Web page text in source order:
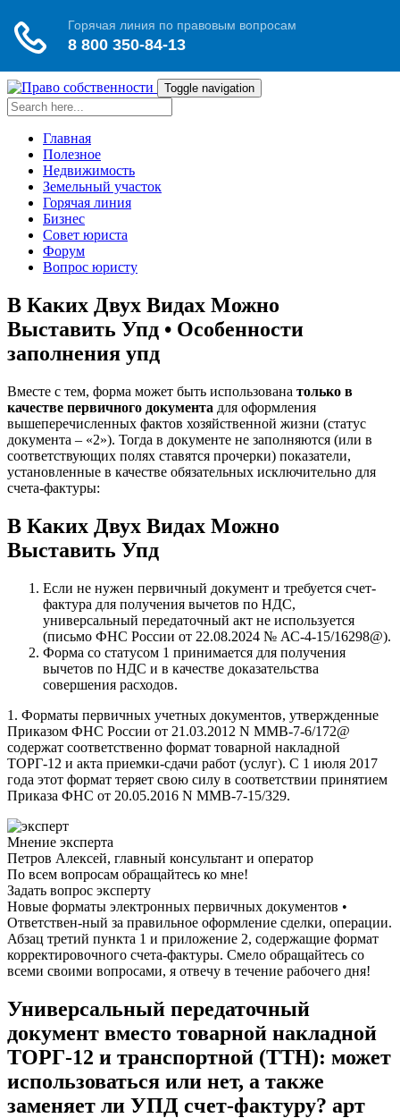
Toggle navigation
Главная
Полезное
Недвижимость
Земельный участок
Горячая линия
Бизнес
Совет юриста
Форум
Вопрос юристу
В Каких Двух Видах Можно
Выставить Упд • Особенности
заполнения упд
Вместе с тем, форма может быть использована только в
качестве первичного документа для оформления
вышеперечисленных фактов хозяйственной жизни (статус
документа – «2»). Тогда в документе не заполняются (или в
соответствующих полях ставятся прочерки) показатели,
установленные в качестве обязательных исключительно для
счета-фактуры:
В Каких Двух Видах Можно
Выставить Упд
Если не нужен первичный документ и требуется счет-
фактура для получения вычетов по НДС,
универсальный передаточный акт не используется
(письмо ФНС России от 22.08.2024 № АС-4-15/16298@).
Форма со статусом 1 принимается для получения
вычетов по НДС и в качестве доказательства
совершения расходов.
1. Форматы первичных учетных документов, утвержденные
Приказом ФНС России от 21.03.2012 N ММВ-7-6/172@
содержат соответственно формат товарной накладной
ТОРГ-12 и акта приемки-сдачи работ (услуг). С 1 июля 2017
года этот формат теряет свою силу в соответствии принятием
Приказа ФНС от 20.05.2016 N ММВ-7-15/329.
Мнение эксперта
Петров Алексей, главный консультант и оператор
По всем вопросам обращайтесь ко мне!
Задать вопрос эксперту
Новые форматы электронных первичных документов •
Ответствен-ный за правильное оформление сделки, операции.
Абзац третий пункта 1 и приложение 2, содержащие формат
корректировочного счета-фактуры. Смело обращайтесь со
всеми своими вопросами, я отвечу в течение рабочего дня!
Универсальный передаточный
документ вместо товарной накладной
ТОРГ-12 и транспортной (ТТН): может
использоваться или нет, а также
заменяет ли УПД счет-фактуру? арт